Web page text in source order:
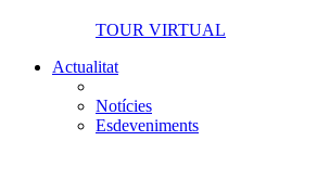
TOUR VIRTUAL
Actualitat
Notícies
Esdeveniments